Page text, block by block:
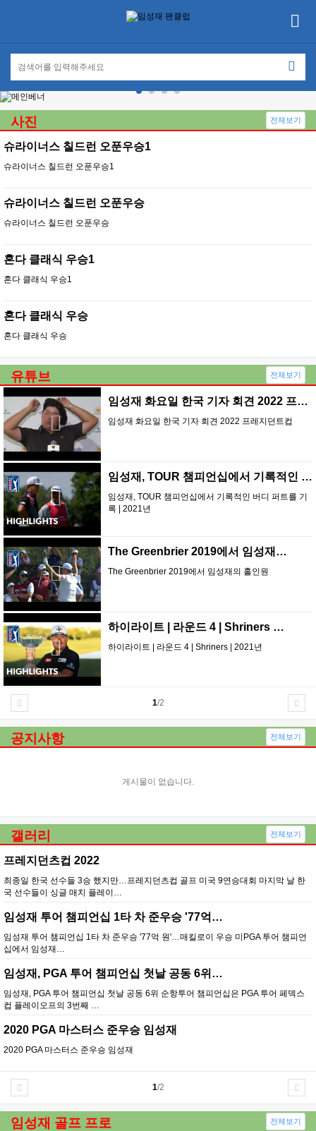
사진
슈라이너스 칠드런 오푼우승1
슈라이너스 칠드런 오푼우승1
슈라이너스 칠드런 오푼우승
슈라이너스 칠드런 오푼우승
혼다 클래식 우승1
혼다 클래식 우승1
혼다 클래식 우승
혼다 클래식 우승
전체보기
유튜브
임성재 화요일 한국 기자 회견 2022 프레지…
임성재 화요일 한국 기자 회견 2022 프레지던트컵
임성재, TOUR 챔피언십에서 기록적인 버디 …
임성재, TOUR 챔피언십에서 기록적인 버디 퍼트를 기
록 | 2021년
The Greenbrier 2019에서 임성재…
The Greenbrier 2019에서 임성재의 홀인원
하이라이트 | 라운드 4 | Shriners …
하이라이트 | 라운드 4 | Shriners | 2021년
1/2
전체보기
공지사항
게시물이 없습니다.
전체보기
갤러리
프레지던츠컵 2022
최종일 한국 선수들 3승 했지만…프레지던츠컵 골프 미국 9연승대회 마지막 날 한
국 선수들이 싱글 매치 플레이…
임성재 투어 챔피언십 1타 차 준우승 '77억…
임성재 투어 챔피언십 1타 차 준우승 '77억 원'…매킬로이 우승 미PGA 투어 챔피언
십에서 임성재…
임성재, PGA 투어 챔피언십 첫날 공동 6위…
임성재, PGA 투어 챔피언십 첫날 공동 6위 순항투어 챔피언십은 PGA 투어 페덱스
컵 플레이오프의 3번째 …
2020 PGA 마스터스 준우승 임성재
2020 PGA 마스터스 준우승 임성재
1/2
전체보기
임성재 골프 프로 전체보기